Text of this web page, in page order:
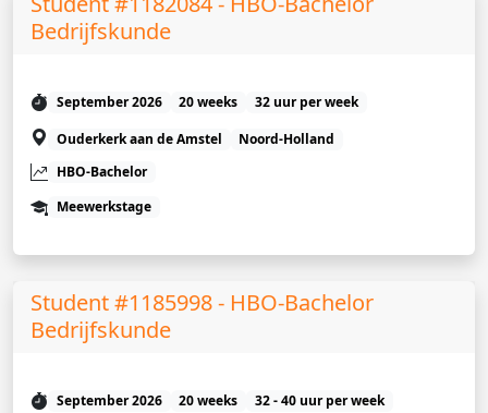
Bedrijfskunde
September 2026 20 weeks
32 uur per week
Ouderkerk aan de Amstel
Noord-Holland
HBO-Bachelor
Meewerkstage
Student #1185998 - HBO-Bachelor
Bedrijfskunde
September 2026 20 weeks
32 - 40 uur per week